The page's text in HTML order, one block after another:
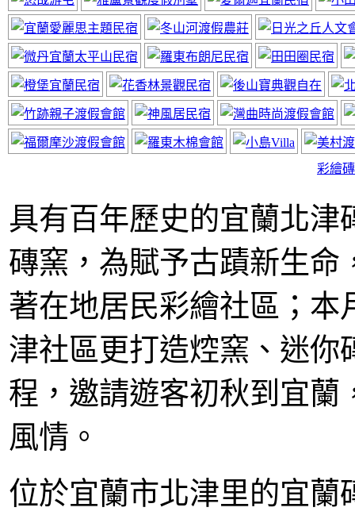
神風居小木屋
近太平山福山植物園
宜蘭民宿線上廣告
網站要曝光快來電
彩繪
具有百年歷史的宜蘭北津
磚窯，為賦予古蹟新生命
著在地居民彩繪社區；本
津社區更打造焢窯、迷你
程，邀請遊客初秋到宜蘭
風情。
位於宜蘭市北津里的宜蘭